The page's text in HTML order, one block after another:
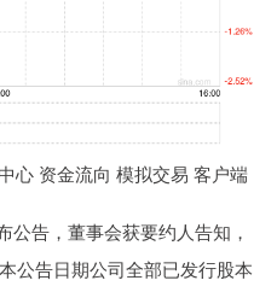
心 资金流向 模拟交易 客户端
告，董事会获要约人告知，
公告日期公司全部已发行股本